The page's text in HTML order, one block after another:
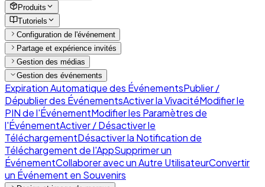
Produits
Tutoriels
Configuration de l'événement
Partage et expérience invités
Gestion des médias
Gestion des événements
Expiration Automatique des ÉvénementsPublier /
Dépublier des ÉvénementsActiver la VivacitéModifier le
PIN de l'ÉvénementModifier les Paramètres de
l'ÉvénementActiver / Désactiver le
TéléchargementDésactiver la Notification de
Téléchargement de l'AppSupprimer un
ÉvénementCollaborer avec un Autre UtilisateurConvertir
un Événement en Souvenirs